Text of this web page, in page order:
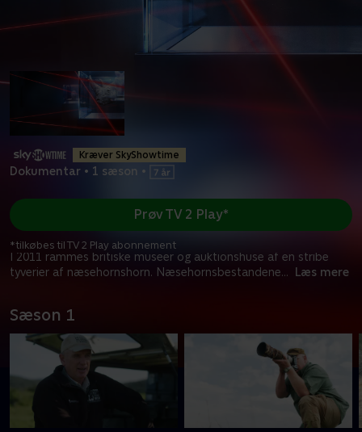
Kræver SkyShowtime
Dokumentar • 1 sæson •
I 2011 rammes britiske museer og auktionshuse af en stribe
tyverier af næsehornshorn. Næsehornsbestandene... Læs mere
Prøv TV 2 Play*
*tilkøbes til TV 2 Play abonnement
Sæson 1